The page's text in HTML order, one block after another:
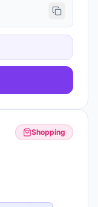
Shopping